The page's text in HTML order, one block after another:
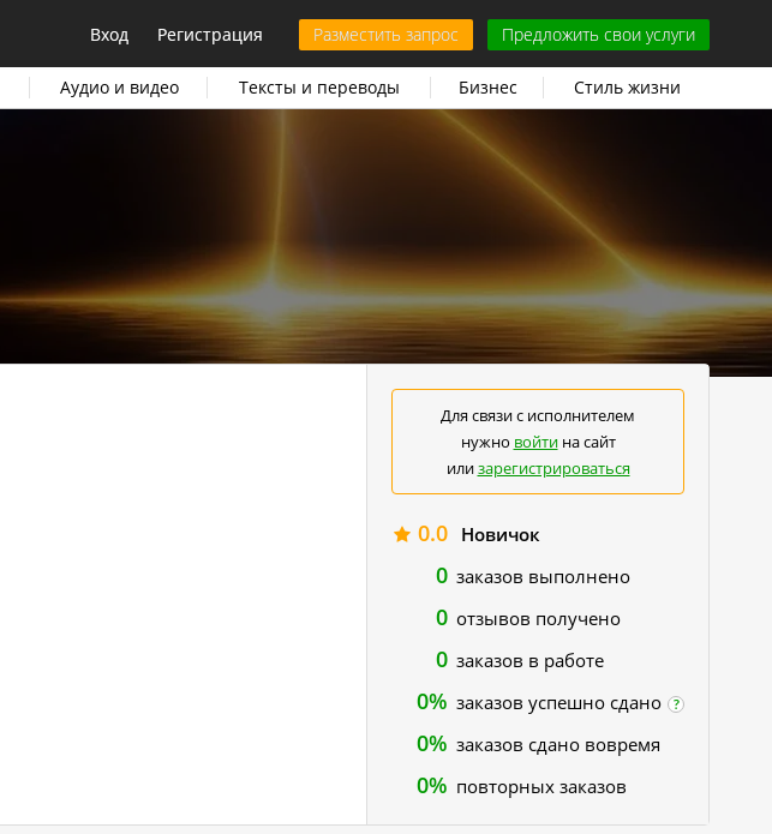
Вход Регистрация Разместить запрос Предложить свои услуги
Аудио и видео Тексты и переводы Бизнес Стиль жизни
Для связи с исполнителем
нужно войтина сайт
илизарегистрироваться
0.0 Новичок
0 заказов выполнено
0 отзывов получено
0 заказов в работе
0% заказов успешно сдано ?
0% заказов сдано вовремя
0% повторных заказов